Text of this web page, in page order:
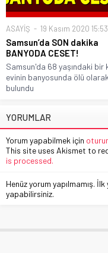
ASAYİŞ 19 Kasım 2020 15:53
Samsun’da SON dakika
BANYODA CESET!
Samsun'da 68 yaşındaki bir
evinin banyosunda ölü olarak
bulundu
YORUMLAR
Yorum yapabilmek için
This site uses Akismet to
is processed.
Henüz yorum yapılmamış.
yapabilirsiniz.